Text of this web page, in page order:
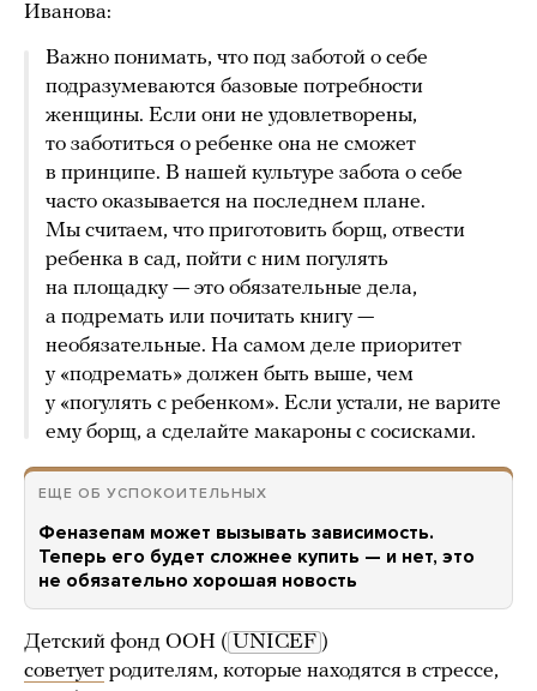
Иванова:
Важно понимать, что под заботой о себе
подразумеваются базовые потребности
женщины. Если они не удовлетворены,
то заботиться о ребенке она не сможет
в принципе. В нашей культуре забота о себе
часто оказывается на последнем плане.
Мы считаем, что приготовить борщ, отвести
ребенка в сад, пойти с ним погулять
на площадку — это обязательные дела,
а подремать или почитать книгу —
необязательные. На самом деле приоритет
у «подремать» должен быть выше, чем
у «погулять с ребенком». Если устали, не варите
ему борщ, а сделайте макароны с сосисками.
ЕЩЕ ОБ УСПОКОИТЕЛЬНЫХ
Феназепам может вызывать зависимость.
Теперь его будет сложнее купить — и нет, это
не обязательно хорошая новость
Детский фонд ООН ( UNICEF )
советует родителям, которые находятся в стрессе,